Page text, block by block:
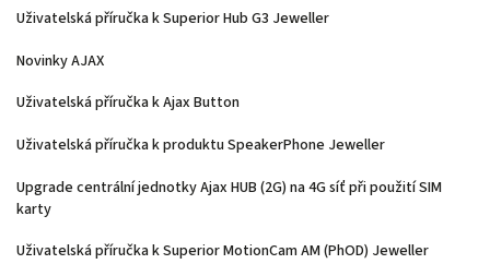
Uživatelská příručka k Superior Hub G3 Jeweller
Novinky AJAX
Uživatelská příručka k Ajax Button
Uživatelská příručka k produktu SpeakerPhone Jeweller
Upgrade centrální jednotky Ajax HUB (2G) na 4G síť při použití SIM
karty
Uživatelská příručka k Superior MotionCam AM (PhOD) Jeweller